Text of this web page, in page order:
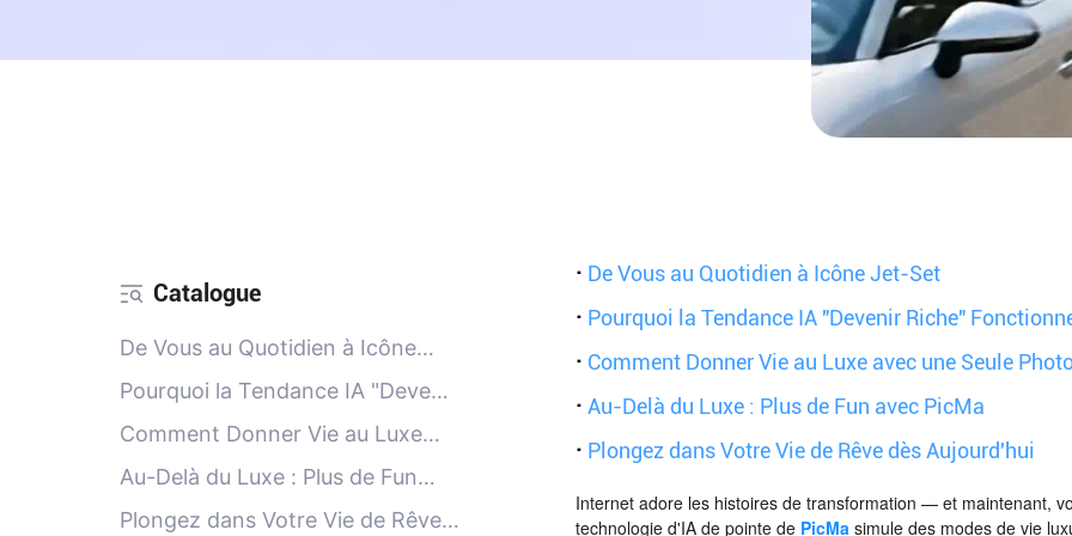
Catalogue
De Vous au Quotidien à Icône
Jet-Set
Pourquoi la Tendance IA "Devenir
Riche" Fonctionne
Comment Donner Vie au Luxe
avec une Seule Photo
Au-Delà du Luxe : Plus de Fun
avec PicMa
Plongez dans Votre Vie de Rêve
· De Vous au Quotidien à Icône Jet-Set
· Pourquoi la Tendance IA "Devenir Riche"
· Comment Donner Vie au Luxe avec une Seule
·Au-Delà du Luxe : Plus de Fun avec PicMa
· Plongez dans Votre Vie de Rêve dès Aujourd'hui
Internet adore les histoires de transformation — et maintenant,
technologie d'IA de pointe de PicMa simule des modes de vie